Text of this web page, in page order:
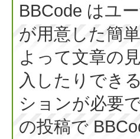
BBCode はユ
が用意した簡
よって文章の
入したりでき
ションが必要
の投稿で